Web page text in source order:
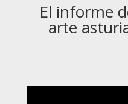
El informe
arte